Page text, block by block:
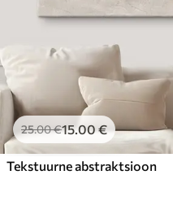
25.00€15.00€
Tekstuurne abstraktsioon